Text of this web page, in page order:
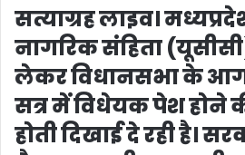
सत्याग्रह लाइव।
नागरिक संहिता
लेकर विधानसभा के
सत्र में विधेयक पेश होने
होती दिखाई दे रही है।